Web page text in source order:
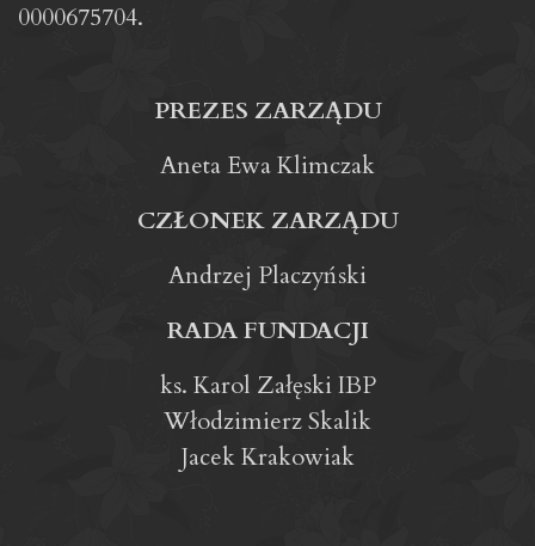
0000675704.
PREZES ZARZĄDU
Aneta Ewa Klimczak
CZŁONEK ZARZĄDU
Andrzej Placzyński
RADA FUNDACJI
ks. Karol Załęski IBP
Włodzimierz Skalik
Jacek Krakowiak